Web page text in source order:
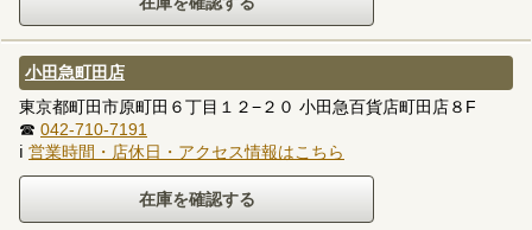
小田急町田店
東京都町田市原町田６丁目１２−２０ 小田急百貨店町田店８F
☎ 042-710-7191
ℹ 営業時間・店休日・アクセス情報はこちら